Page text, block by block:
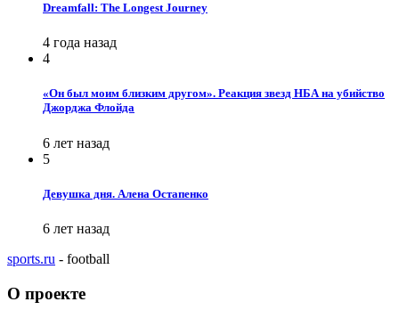
Dreamfall: The Longest Journey
4 года назад
4
«Он был моим близким другом». Реакция звезд НБА на убийство
Джорджа Флойда
6 лет назад
5
Девушка дня. Алена Остапенко
6 лет назад
sports.ru - football
О проекте